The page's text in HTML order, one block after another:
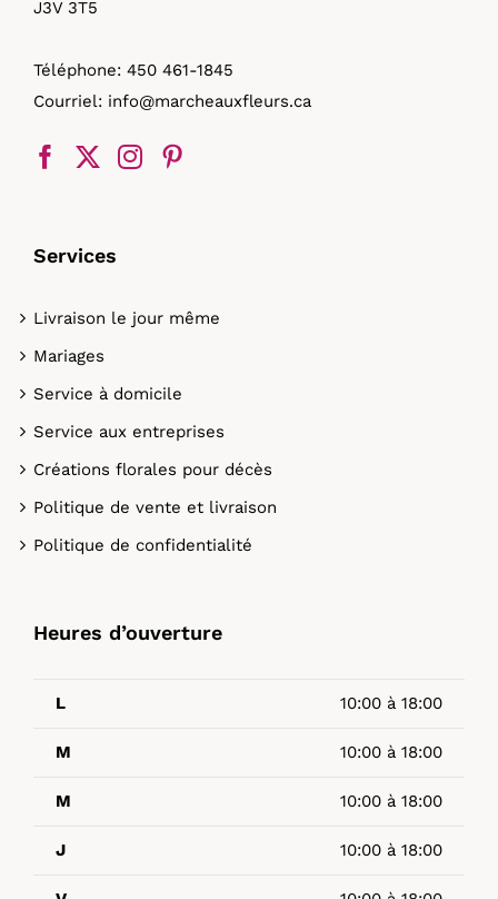
J3V 3T5
Téléphone: 450 461-1845
Courriel: info@marcheauxfleurs.ca
Services
Livraison le jour même
Mariages
Service à domicile
Service aux entreprises
Créations florales pour décès
Politique de vente et livraison
Politique de confidentialité
Heures d’ouverture
L 10:00 à 18:00
M 10:00 à 18:00
M 10:00 à 18:00
J 10:00 à 18:00